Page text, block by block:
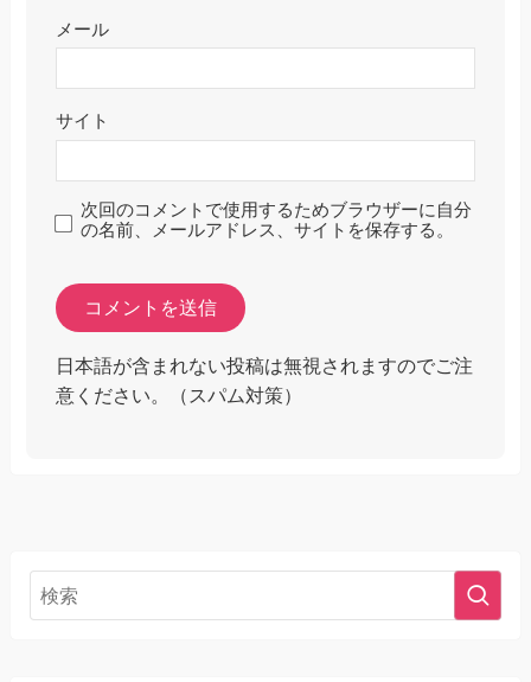
メール
サイト
次回のコメントで使用するためブラウザーに自分
の名前、メールアドレス、サイトを保存する。
日本語が含まれない投稿は無視されますのでご注
意ください。（スパム対策）